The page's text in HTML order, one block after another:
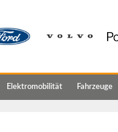
Elektromobilität Fahrzeuge